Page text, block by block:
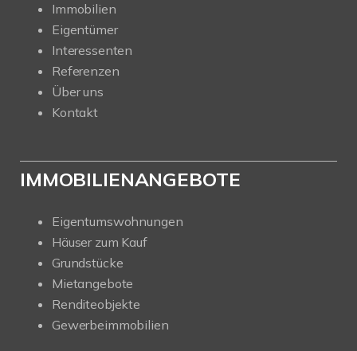
Immobilien
Eigentümer
Interessenten
Referenzen
Über uns
Kontakt
IMMOBILIENANGEBOTE
Eigentumswohnungen
Häuser zum Kauf
Grundstücke
Mietangebote
Renditeobjekte
Gewerbeimmobilien